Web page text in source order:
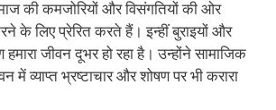
की कमजोरियों और विसंगतियों की ओर
के लिए प्रेरित करते हैं। इन्हीं बुराइयों और
जीवन दूभर हो रहा है। उन्होंने सामाजिक
में व्याप्त भ्रष्टाचार और शोषण पर भी करारा